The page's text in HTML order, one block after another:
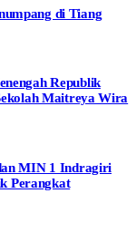
di Tiang
Republik
Maitreya Wira
MIN 1 Indragiri
Perangkat